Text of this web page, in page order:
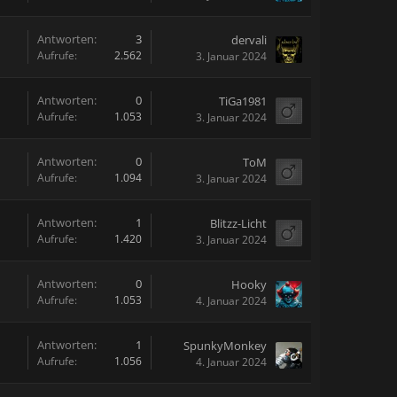
Antworten: 3
Aufrufe: 2.562
dervali
3. Januar 2024
Antworten: 0
Aufrufe: 1.053
TiGa1981
3. Januar 2024
Antworten: 0
Aufrufe: 1.094
ToM
3. Januar 2024
Antworten: 1
Aufrufe: 1.420
Blitzz-Licht
3. Januar 2024
Antworten: 0
Aufrufe: 1.053
Hooky
4. Januar 2024
Antworten: 1
Aufrufe: 1.056
SpunkyMonkey
4. Januar 2024